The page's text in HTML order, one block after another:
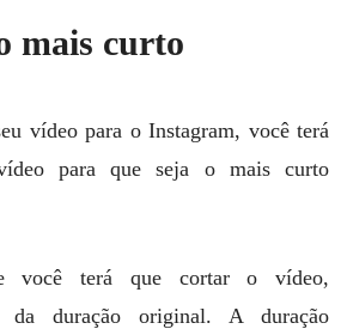
mais curto
vídeo para o Instagram, você terá
para que seja o mais curto
você terá que cortar o vídeo,
da duração original. A duração